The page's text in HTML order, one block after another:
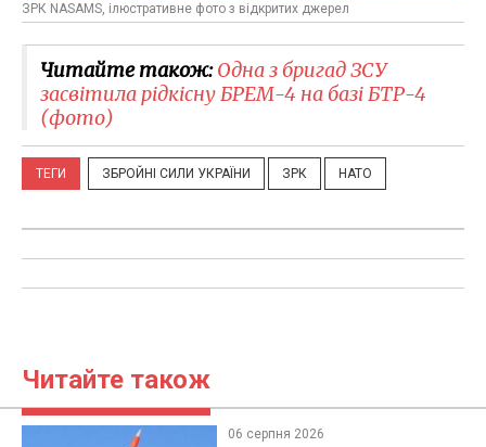
ЗРК NASAMS, ілюстративне фото з відкритих джерел
Читайте також:Одна з бригад ЗСУ
засвітила рідкісну БРЕМ-4 на базі БТР-4
(фото)
ТЕГИ ЗБРОЙНІ СИЛИ УКРАЇНИ ЗРК НАТО
Читайте також
06 серпня 2026